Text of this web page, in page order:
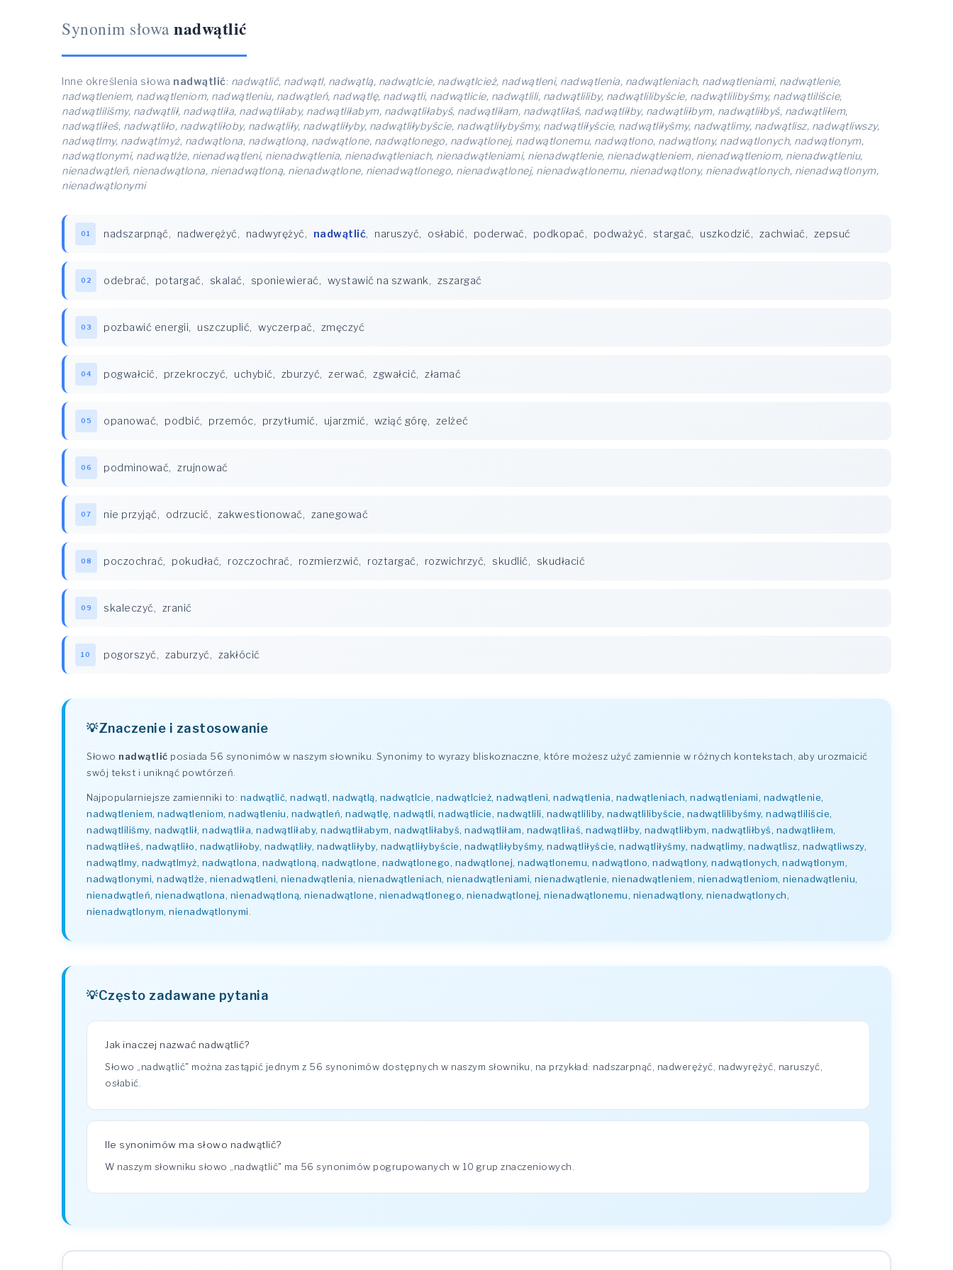
Synonim słowa nadwątlić
Inne określenia słowa nadwątlić: nadwątlić, nadwątl, nadwątlą, nadwątlcie, nadwątlcież, nadwątleni, nadwątlenia, nadwątleniach, nadwątleniami, nadwątlenie,
nadwątleniem, nadwątleniom, nadwątleniu, nadwątleń, nadwątlę, nadwątli, nadwątlicie, nadwątlili, nadwątliliby, nadwątlilibyście, nadwątlilibyśmy, nadwątliliście,
nadwątliliśmy, nadwątlił, nadwątliła, nadwątliłaby, nadwątliłabym, nadwątliłabyś, nadwątliłam, nadwątliłaś, nadwątliłby, nadwątliłbym, nadwątliłbyś, nadwątliłem,
nadwątliłeś, nadwątliło, nadwątliłoby, nadwątliły, nadwątliłyby, nadwątliłybyście, nadwątliłybyśmy, nadwątliłyście, nadwątliłyśmy, nadwątlimy, nadwątlisz, nadwątliwszy,
nadwątlmy, nadwątlmyż, nadwątlona, nadwątloną, nadwątlone, nadwątlonego, nadwątlonej, nadwątlonemu, nadwątlono, nadwątlony, nadwątlonych, nadwątlonym,
nadwątlonymi, nadwątlże, nienadwątleni, nienadwątlenia, nienadwątleniach, nienadwątleniami, nienadwątlenie, nienadwątleniem, nienadwątleniom, nienadwątleniu,
nienadwątleń, nienadwątlona, nienadwątloną, nienadwątlone, nienadwątlonego, nienadwątlonej, nienadwątlonemu, nienadwątlony, nienadwątlonych, nienadwątlonym,
nienadwątlonymi
01 nadszarpnąć, nadwerężyć, nadwyrężyć, nadwątlić, naruszyć, osłabić, poderwać, podkopać, podważyć, stargać, uszkodzić, zachwiać, zepsuć
02 odebrać, potargać, skalać, sponiewierać, wystawić na szwank, zszargać
03 pozbawić energii, uszczuplić, wyczerpać, zmęczyć
04 pogwałcić, przekroczyć, uchybić, zburzyć, zerwać, zgwałcić, złamać
05 opanować, podbić, przemóc, przytłumić, ujarzmić, wziąć górę, zelżeć
06 podminować, zrujnować
07 nie przyjąć, odrzucić, zakwestionować, zanegować
08 poczochrać, pokudłać, rozczochrać, rozmierzwić, roztargać, rozwichrzyć, skudlić, skudłacić
09 skaleczyć, zranić
10 pogorszyć, zaburzyć, zakłócić
Znaczenie i zastosowanie
Słowo nadwątlić posiada 56 synonimów w naszym słowniku. Synonimy to wyrazy bliskoznaczne, które możesz użyć zamiennie w różnych kontekstach, aby urozmaicić
swój tekst i uniknąć powtórzeń.
Najpopularniejsze zamienniki to: nadwątlić, nadwątl, nadwątlą, nadwątlcie, nadwątlcież, nadwątleni, nadwątlenia, nadwątleniach, nadwątleniami, nadwątlenie,
nadwątleniem, nadwątleniom, nadwątleniu, nadwątleń, nadwątlę, nadwątli, nadwątlicie, nadwątlili, nadwątliliby, nadwątlilibyście, nadwątlilibyśmy, nadwątliliście,
nadwątliliśmy, nadwątlił, nadwątliła, nadwątliłaby, nadwątliłabym, nadwątliłabyś, nadwątliłam, nadwątliłaś, nadwątliłby, nadwątliłbym, nadwątliłbyś, nadwątliłem,
nadwątliłeś, nadwątliło, nadwątliłoby, nadwątliły, nadwątliłyby, nadwątliłybyście, nadwątliłybyśmy, nadwątliłyście, nadwątliłyśmy, nadwątlimy, nadwątlisz, nadwątliwszy,
nadwątlmy, nadwątlmyż, nadwątlona, nadwątloną, nadwątlone, nadwątlonego, nadwątlonej, nadwątlonemu, nadwątlono, nadwątlony, nadwątlonych, nadwątlonym,
nadwątlonymi, nadwątlże, nienadwątleni, nienadwątlenia, nienadwątleniach, nienadwątleniami, nienadwątlenie, nienadwątleniem, nienadwątleniom, nienadwątleniu,
nienadwątleń, nienadwątlona, nienadwątloną, nienadwątlone, nienadwątlonego, nienadwątlonej, nienadwątlonemu, nienadwątlony, nienadwątlonych,
nienadwątlonym, nienadwątlonymi
Często zadawane pytania
Jak inaczej nazwać nadwątlić?
Słowo „nadwątlić" można zastąpić jednym z 56 synonimów dostępnych w naszym słowniku, na przykład: nadszarpnąć, nadwerężyć, nadwyrężyć, naruszyć,
osłabić.
Ile synonimów ma słowo nadwątlić?
W naszym słowniku słowo „nadwątlić" ma 56 synonimów pogrupowanych w 10 grup znaczeniowych.